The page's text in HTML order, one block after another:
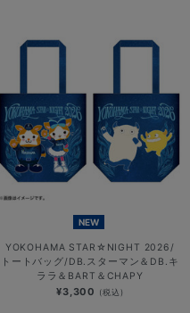
NEW
YOKOHAMA STAR☆NIGHT 2026/
トートバッグ/DB.スターマン＆DB.キ
ララ＆BART＆CHAPY
¥3,300 (税込)